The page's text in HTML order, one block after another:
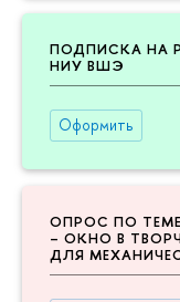
ПОДПИСКА НА
НИУ ВШЭ
Оформить
ОПРОС ПО
– ОКНО В
ДЛЯ